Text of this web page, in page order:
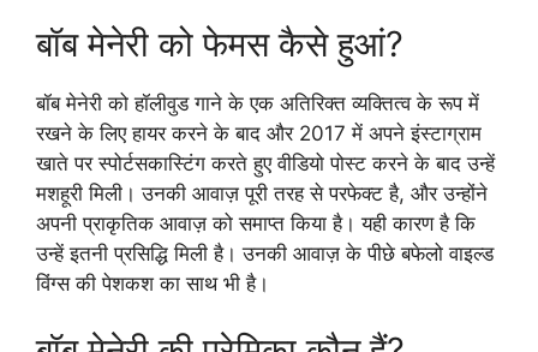
बॉब मेनेरी को फेमस कैसे हुआं?
बॉब मेनेरी को हॉलीवुड गाने के एक अतिरिक्त व्यक्तित्व के रूप में
रखने के लिए हायर करने के बाद और 2017 में अपने इंस्टाग्राम
खाते पर स्पोर्टसकास्टिंग करते हुए वीडियो पोस्ट करने के बाद उन्हें
मशहूरी मिली। उनकी आवाज़ पूरी तरह से परफेक्ट है, और उन्होंने
अपनी प्राकृतिक आवाज़ को समाप्त किया है। यही कारण है कि
उन्हें इतनी प्रसिद्धि मिली है। उनकी आवाज़ के पीछे बफेलो वाइल्ड
विंग्स की पेशकश का साथ भी है।